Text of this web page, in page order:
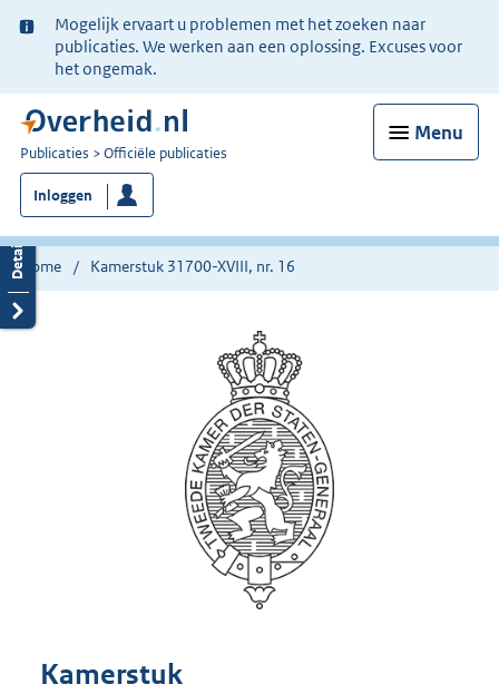
Ter
informatie:
Mogelijk ervaart u problemen met het zoeken naar
publicaties. We werken aan een oplossing. Excuses voor
het ongemak.
Menu
U
bent
nu
hier:
Publicaties Officiële publicaties
Inloggen
Home Kamerstuk 31700-XVIII, nr. 16
Kamerstuk